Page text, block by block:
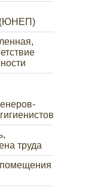
(ЮНЕП)
труда